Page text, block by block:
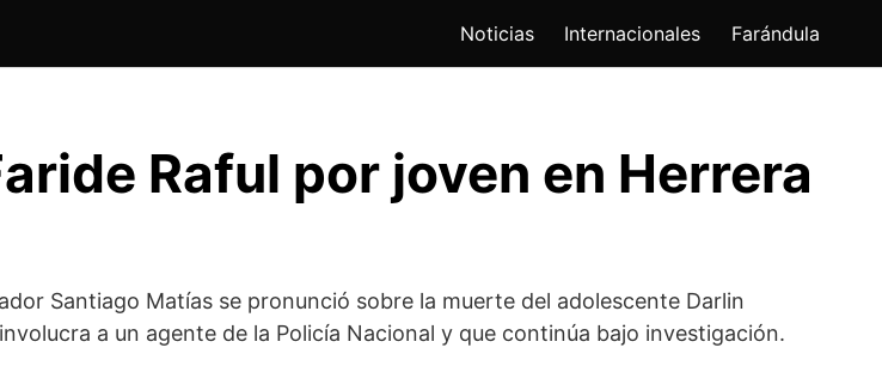
Noticias Internacionales Farándula
Raful por joven en Herrera
Santiago Matías se pronunció sobre la muerte del adolescente Darlin
a un agente de la Policía Nacional y que continúa bajo investigación.